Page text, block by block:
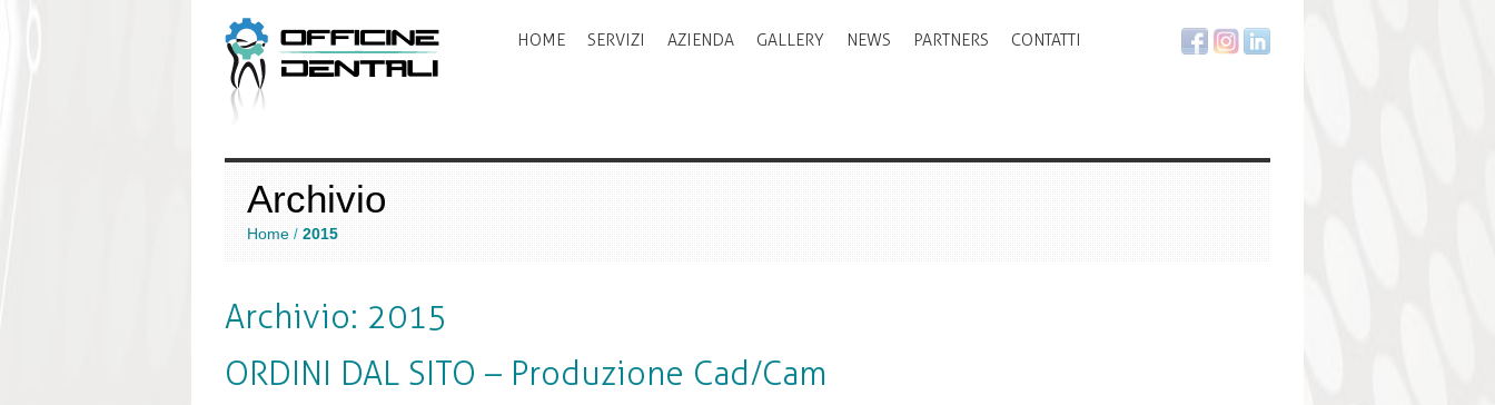
HOME SERVIZI AZIENDA GALLERY NEWS PARTNERS CONTATTI
Archivio
Home / 2015
Archivio: 2015
ORDINI DAL SITO – Produzione Cad/Cam